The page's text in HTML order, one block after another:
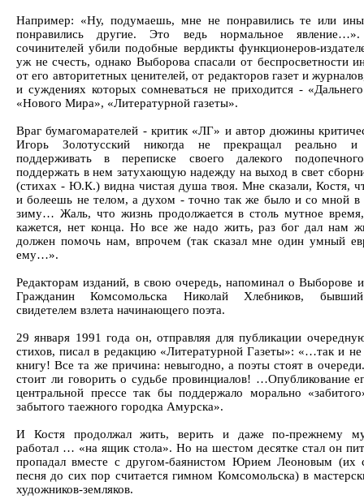
Например: «Ну, подумаешь, мне не понравились те или
понравились другие. Это ведь нормальное явление…».
сочинителей убили подобные вердикты функционеров-
уж не счесть, однако Выборова спасали от беспросветности
от его авторитетных ценителей, от редакторов газет и
и суждениях которых сомневаться не приходится -
«Нового Мира», «Литературной газеты».
Враг бумагомарателей - критик «ЛГ» и автор дюжины
Игорь Золотусский никогда не прекращал реально и
поддерживать в переписке своего далекого
поддержать в нем затухающую надежду на выход в свет
(стихах - Ю.К.) видна чистая душа твоя. Мне сказали, Костя,
и болеешь не телом, а духом - точно так же было и со мной
зиму… Жаль, что жизнь продолжается в столь мутное
кажется, нет конца. Но все же надо жить, раз бог дал нам
должен помочь нам, впрочем (так сказал мне один умный
ему…».
Редакторам изданий, в свою очередь, напоминал о Выборове
Гражданин Комсомольска Николай Хлебников,
свидетелем взлета начинающего поэта.
29 января 1991 года он, отправляя для публикации
стихов, писал в редакцию «Литературной Газеты»: «…так и не
книгу! Все та же причина: невыгодно, а поэты стоят в
стоит ли говорить о судьбе провинциалов! …Опубликование
центральной прессе так бы поддержало морально
забытого таежного городка Амурска».
И Костя продолжал жить, верить и даже по-прежнему
работал … «на ящик стола». Но на шестом десятке стал он
пропадал вместе с другом-баянистом Юрием Леоновым (их
песня до сих пор считается гимном Комсомольска) в
художников-земляков.